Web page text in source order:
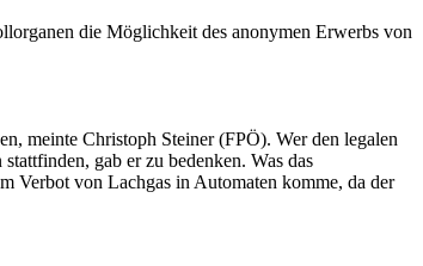
die Möglichkeit des anonymen Erwerbs von
meinte Christoph Steiner (FPÖ). Wer den legalen
gab er zu bedenken. Was das
Verbot von Lachgas in Automaten komme, da der